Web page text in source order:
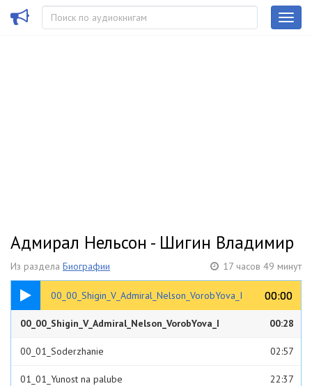
Адмирал Нельсон - Шигин Владимир
Из раздела Биографии 17 часов 49 минут
00_00_Shigin_V_Admiral_Nelson_VorobYova_I 00:00
00:00
00:28
00_00_Shigin_V_Admiral_Nelson_VorobYova_I 00:28
00_01_Soderzhanie 02:57
01_01_Yunost na palube 22:37